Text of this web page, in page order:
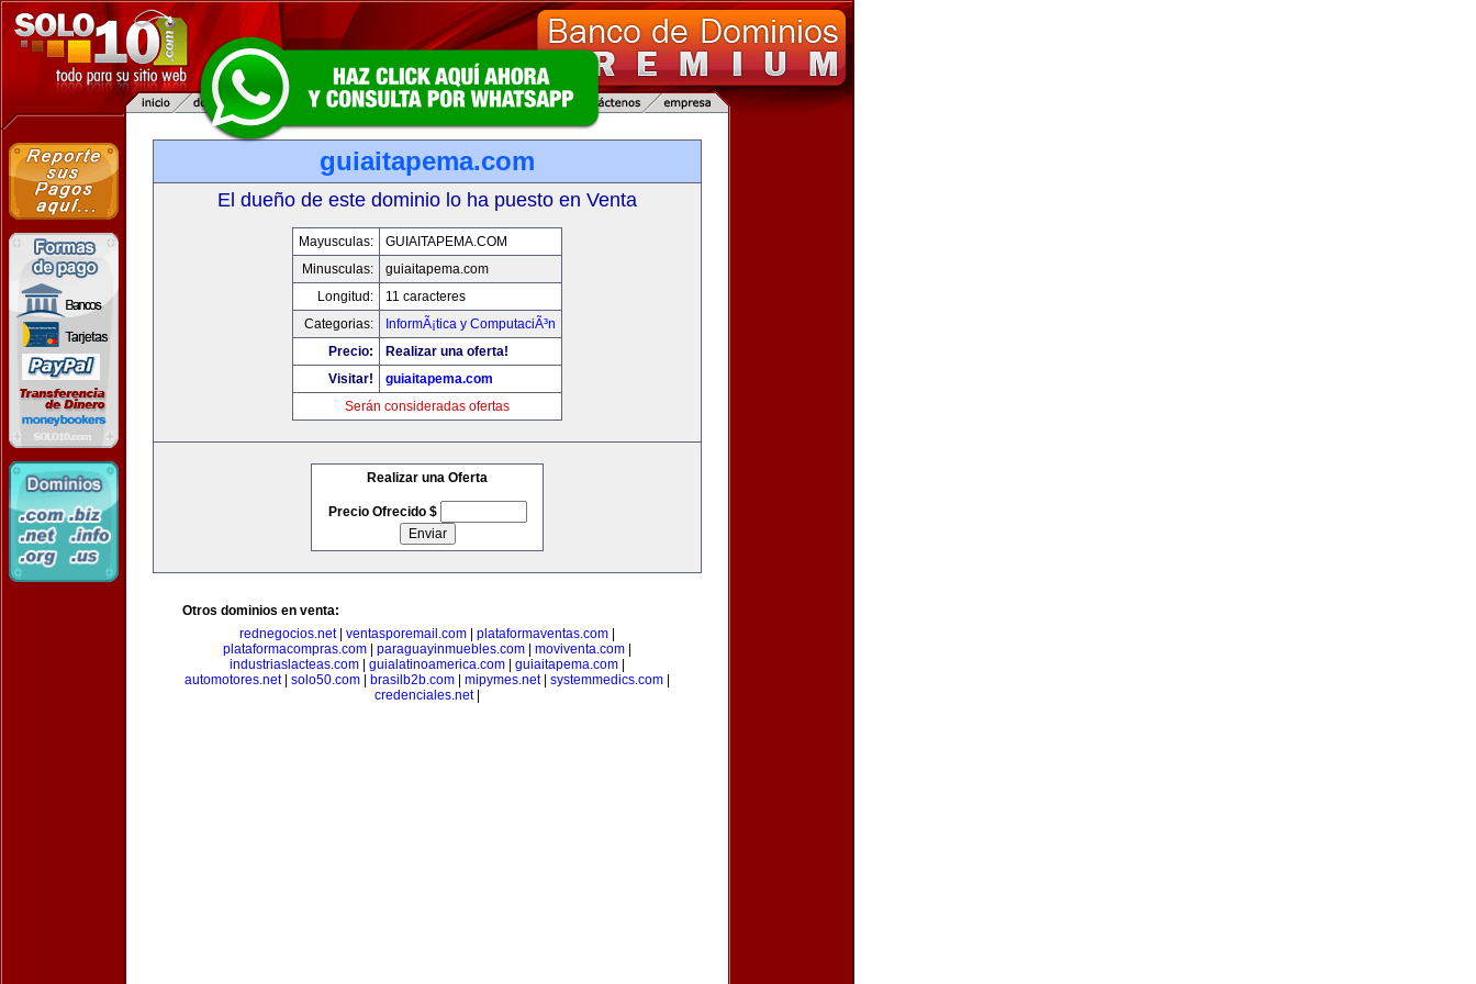
guiaitapema.com
El dueño de este dominio lo ha puesto en Venta
Mayusculas:
GUIAITAPEMA.COM
Minusculas:
guiaitapema.com
Longitud:
11 caracteres
Categorias:
InformÃ¡tica y ComputaciÃ³n
Precio:
Realizar una oferta!
Visitar!
guiaitapema.com
Serán consideradas ofertas
Realizar una Oferta
Precio Ofrecido $
Otros dominios en venta:
rednegocios.net| ventasporemail.com plataformaventas.com
plataformacompras.com
paraguayinmuebles.com moviventa.com
industriaslacteas.com
guialatinoamerica.com guiaitapema.com
automotores.net| solo50.com brasilb2b.com mipymes.net| systemmedics.com
credenciales.net|